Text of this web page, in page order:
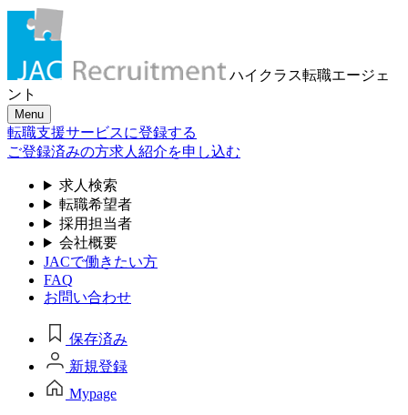
ハイクラス転職エージェ
ント
Menu
転職支援サービスに登録する
ご登録済みの方求人紹介を申し込む
求人検索
転職希望者
採用担当者
会社概要
JACで働きたい方
FAQ
お問い合わせ
保存済み
新規登録
Mypage